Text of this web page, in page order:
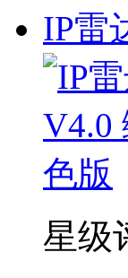
IP雷
星级